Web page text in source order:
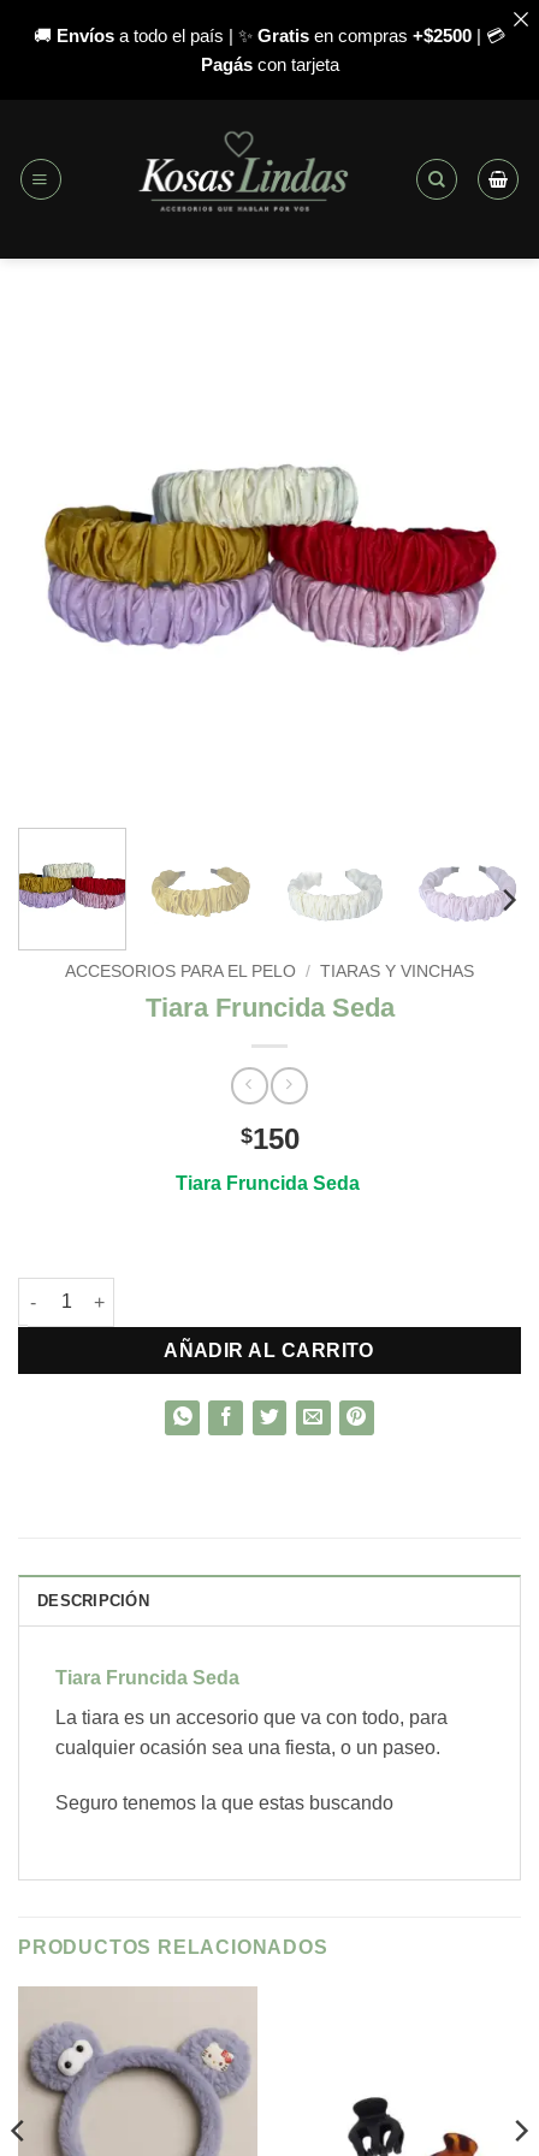
🚚 Envíos a todo el país | ✨ Gratis en compras +$2500 | 💳
Pagáscon tarjeta
contenido
ACCESORIOS PARA EL PELO / TIARAS Y VINCHAS
Tiara Fruncida Seda
$150
Tiara Fruncida Seda
Tiara Fruncida Seda cantidad
AÑADIR AL CARRITO
DESCRIPCIÓN
Tiara Fruncida Seda
La tiara es un accesorio que va con todo, para
cualquier ocasión sea una fiesta, o un paseo.
Seguro tenemos la que estas buscando
PRODUCTOS RELACIONADOS